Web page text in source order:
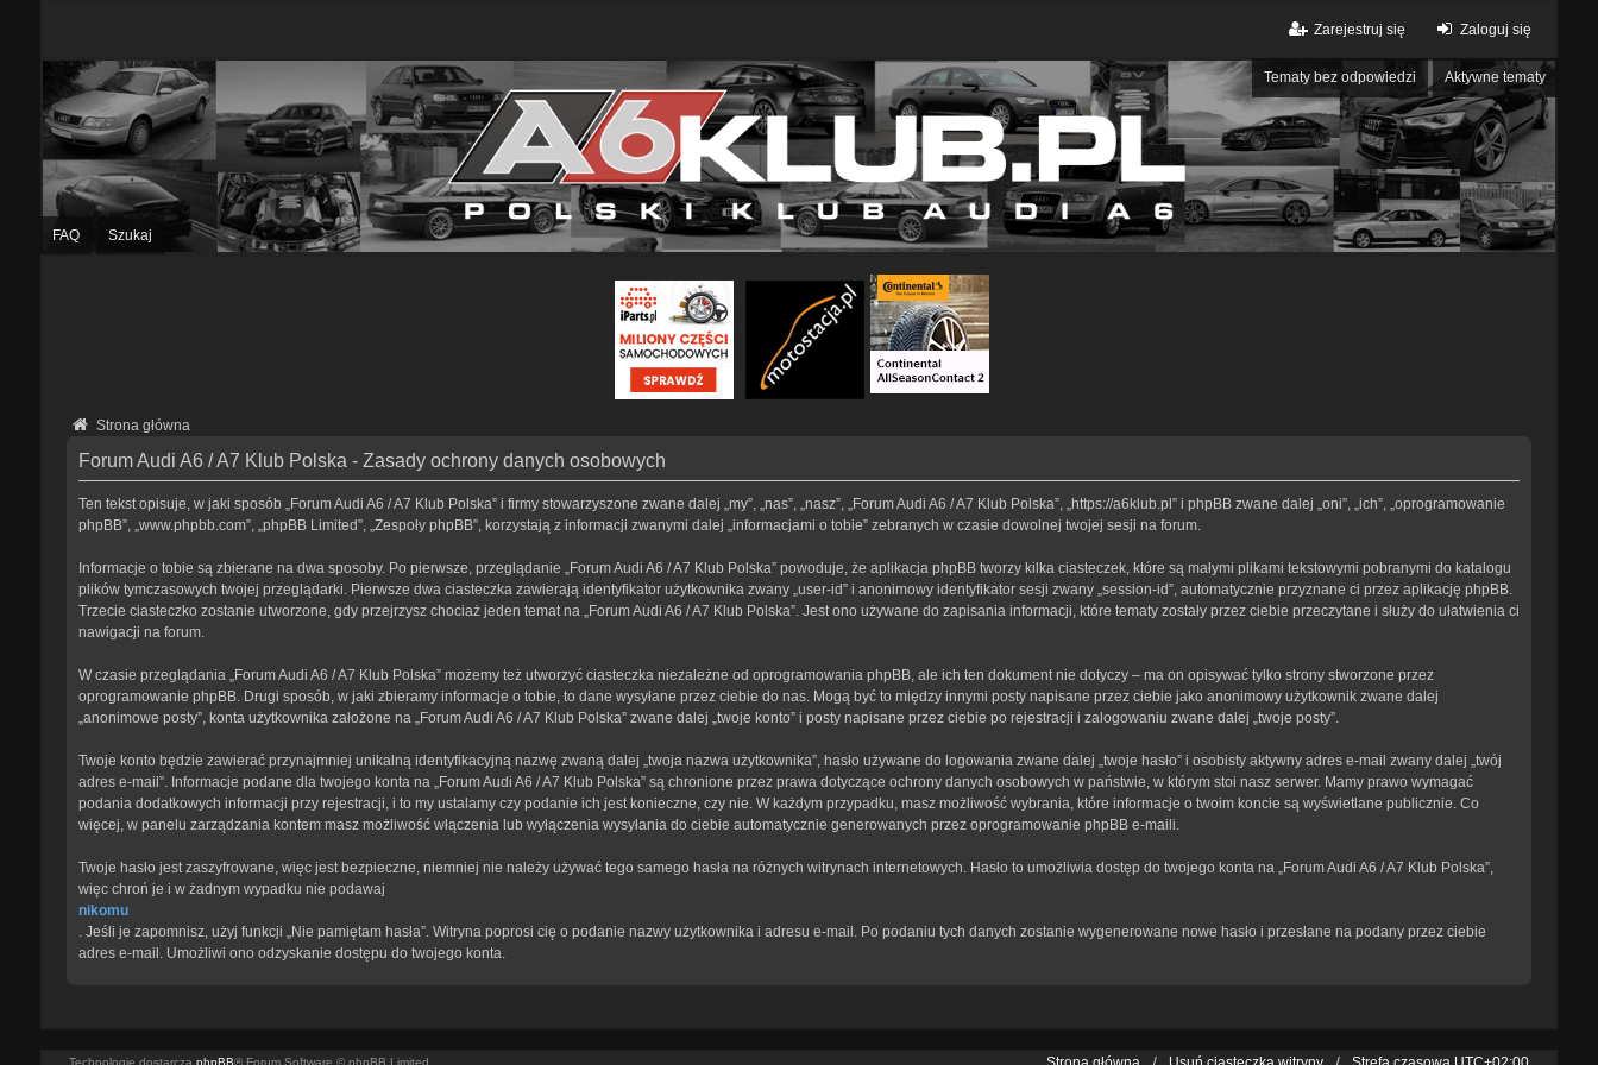
Zaloguj się
Zarejestruj się
Tematy bez odpowiedzi Aktywne tematy
FAQ Szukaj
Strona główna
Forum Audi A6 / A7 Klub Polska - Zasady ochrony danych osobowych
Ten tekst opisuje, w jaki sposób „Forum Audi A6 / A7 Klub Polska” i firmy stowarzyszone zwane dalej „my”, „nas”, „nasz”, „Forum Audi A6 / A7 Klub Polska”, „https://a6klub.pl” i phpBB zwane dalej „oni”, „ich”, „oprogramowanie
phpBB”, „www.phpbb.com”, „phpBB Limited”, „Zespoły phpBB”, korzystają z informacji zwanymi dalej „informacjami o tobie” zebranych w czasie dowolnej twojej sesji na forum.
Informacje o tobie są zbierane na dwa sposoby. Po pierwsze, przeglądanie „Forum Audi A6 / A7 Klub Polska” powoduje, że aplikacja phpBB tworzy kilka ciasteczek, które są małymi plikami tekstowymi pobranymi do katalogu
plików tymczasowych twojej przeglądarki. Pierwsze dwa ciasteczka zawierają identyfikator użytkownika zwany „user-id” i anonimowy identyfikator sesji zwany „session-id”, automatycznie przyznane ci przez aplikację phpBB.
Trzecie ciasteczko zostanie utworzone, gdy przejrzysz chociaż jeden temat na „Forum Audi A6 / A7 Klub Polska”. Jest ono używane do zapisania informacji, które tematy zostały przez ciebie przeczytane i służy do ułatwienia ci
nawigacji na forum.
W czasie przeglądania „Forum Audi A6 / A7 Klub Polska” możemy też utworzyć ciasteczka niezależne od oprogramowania phpBB, ale ich ten dokument nie dotyczy – ma on opisywać tylko strony stworzone przez
oprogramowanie phpBB. Drugi sposób, w jaki zbieramy informacje o tobie, to dane wysyłane przez ciebie do nas. Mogą być to między innymi posty napisane przez ciebie jako anonimowy użytkownik zwane dalej
„anonimowe posty”, konta użytkownika założone na „Forum Audi A6 / A7 Klub Polska” zwane dalej „twoje konto” i posty napisane przez ciebie po rejestracji i zalogowaniu zwane dalej „twoje posty”.
Twoje konto będzie zawierać przynajmniej unikalną identyfikacyjną nazwę zwaną dalej „twoja nazwa użytkownika”, hasło używane do logowania zwane dalej „twoje hasło” i osobisty aktywny adres e-mail zwany dalej „twój
adres e-mail”. Informacje podane dla twojego konta na „Forum Audi A6 / A7 Klub Polska” są chronione przez prawa dotyczące ochrony danych osobowych w państwie, w którym stoi nasz serwer. Mamy prawo wymagać
podania dodatkowych informacji przy rejestracji, i to my ustalamy czy podanie ich jest konieczne, czy nie. W każdym przypadku, masz możliwość wybrania, które informacje o twoim koncie są wyświetlane publicznie. Co
więcej, w panelu zarządzania kontem masz możliwość włączenia lub wyłączenia wysyłania do ciebie automatycznie generowanych przez oprogramowanie phpBB e-maili.
Twoje hasło jest zaszyfrowane, więc jest bezpieczne, niemniej nie należy używać tego samego hasła na różnych witrynach internetowych. Hasło to umożliwia dostęp do twojego konta na „Forum Audi A6 / A7 Klub Polska”,
więc chroń je i w żadnym wypadku nie podawaj
nikomu
. Jeśli je zapomnisz, użyj funkcji „Nie pamiętam hasła”. Witryna poprosi cię o podanie nazwy użytkownika i adresu e-mail. Po podaniu tych danych zostanie wygenerowane nowe hasło i przesłane na podany przez ciebie
adres e-mail. Umożliwi ono odzyskanie dostępu do twojego konta.